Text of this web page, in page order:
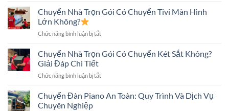
Cần
An
Điều
Biết
Lắp
Khi
Nhà
Thuật,
Toàn
Chuyển Nhà Trọn Gói Có Chuyển Tivi Màn Hình
Lớn Không?
Chức năng bình luận bị tắtở
Nhà
Có
Tivi
Chuyển Nhà Trọn Gói Có Chuyển Két Sắt Không?
Giải Đáp Chi Tiết
Chức năng bình luận bị tắtở
Nhà
Chuyển Đàn Piano An Toàn: Quy Trình Và Dịch Vụ
Chuyên Nghiệp